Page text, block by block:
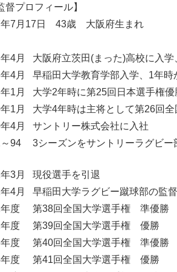
プロフィール】
年7月17日 43歳 大阪府生まれ
4月
大阪府立茨田(まった)高校に入
4月
早稲田大学教育学部入学、1年
1月
大学2年時に第25回日本選手権優
1月
大学4年時は主将として第26回
4月
サントリー株式会社に入社
94
3シーズンをサントリーラグビー
3月
現役選手を引退
4月
早稲田大学ラグビー蹴球部の監
度
第38回全国大学選手権 準優勝
度
第39回全国大学選手権 優勝
度
第40回全国大学選手権 準優勝
度
第41回全国大学選手権 優勝